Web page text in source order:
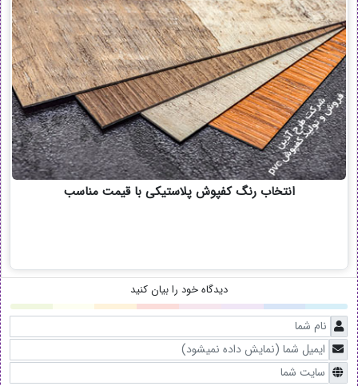
انتخاب رنگ کفپوش پلاستیکی با قیمت مناسب
دیدگاه خود را بیان کنید